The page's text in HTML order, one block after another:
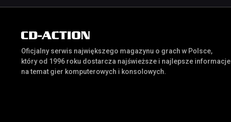
Oficjalny serwis największego magazynu o grach w Polsce,
który od 1996 roku dostarcza najświeższe i najlepsze informacje
na temat gier komputerowych i konsolowych.